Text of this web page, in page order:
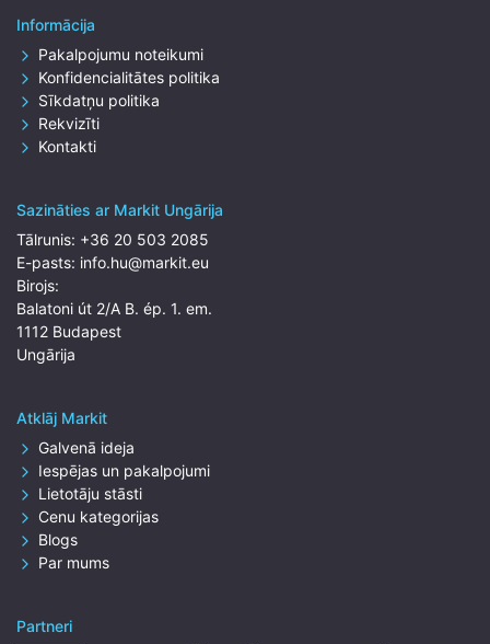
Informācija
Pakalpojumu noteikumi
Konfidencialitātes politika
Sīkdatņu politika
Rekvizīti
Kontakti
Sazināties ar Markit Ungārija
Tālrunis: +36 20 503 2085
E-pasts: info.hu@markit.eu
Birojs:
Balatoni út 2/A B. ép. 1. em.
1112 Budapest
Ungārija
Atklāj Markit
Galvenā ideja
Iespējas un pakalpojumi
Lietotāju stāsti
Cenu kategorijas
Blogs
Par mums
Partneri